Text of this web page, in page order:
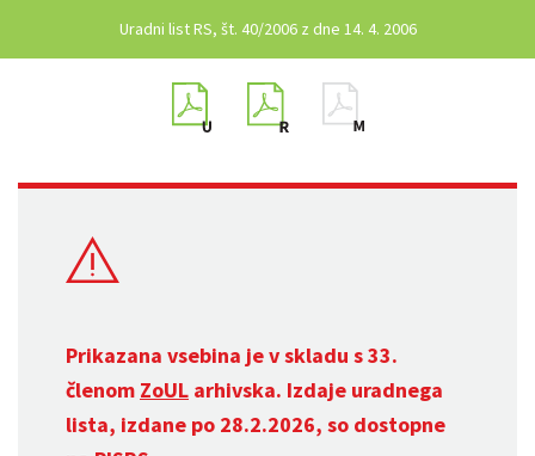
Uradni list RS, št. 40/2006 z dne 14. 4. 2006
Prikazana vsebina je v skladu s 33.
členom ZoUL arhivska. Izdaje uradnega
lista, izdane po 28.2.2026, so dostopne